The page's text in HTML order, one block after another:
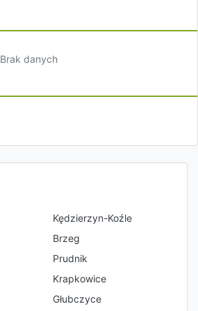
Brak danych
Kędzierzyn-Koźle
Brzeg
Prudnik
Krapkowice
Głubczyce